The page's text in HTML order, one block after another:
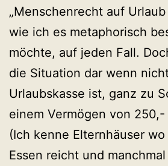
„Menschenrecht auf
wie ich es metaphorisch
möchte, auf jeden Fall.
die Situation dar wenn
Urlaubskasse ist, ganz zu
einem Vermögen von
(Ich kenne Elternhäuser
Essen reicht und